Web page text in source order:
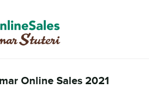
Online Sales 2021